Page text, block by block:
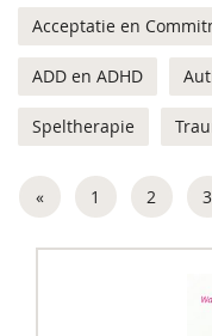
Acceptatie en
ADD en ADHD
Speltherapie
« 1 2 3